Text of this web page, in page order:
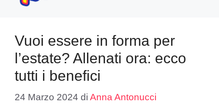
contenuto
Vuoi essere in forma per
l’estate? Allenati ora: ecco
tutti i benefici
24 Marzo 2024 di Anna Antonucci